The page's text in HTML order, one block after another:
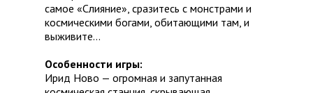
самое «Слияние», сразитесь с монстрами и
космическими богами, обитающими там, и
выживите…
Особенности игры:
Ирид Ново — огромная и запутанная